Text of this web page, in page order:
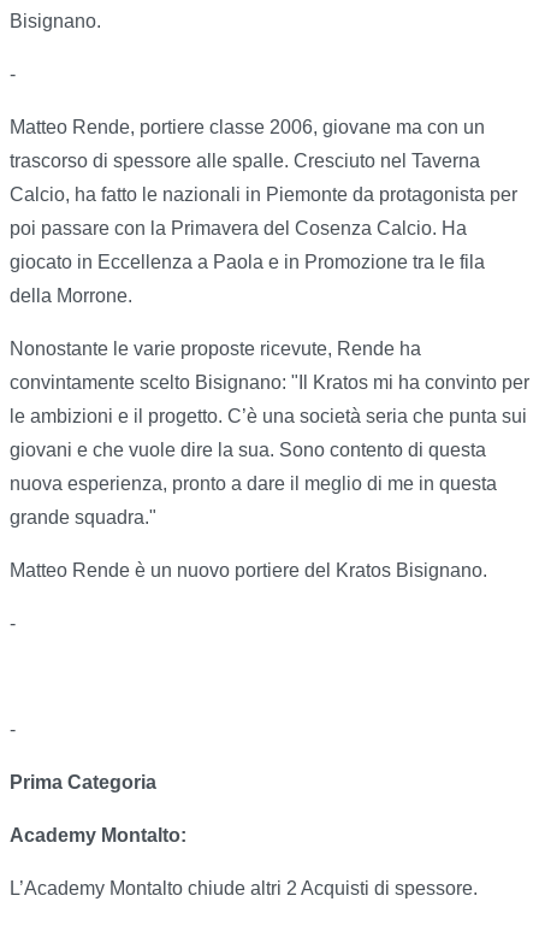
Bisignano.
-
Matteo Rende, portiere classe 2006, giovane ma con un
trascorso di spessore alle spalle. Cresciuto nel Taverna
Calcio, ha fatto le nazionali in Piemonte da protagonista per
poi passare con la Primavera del Cosenza Calcio. Ha
giocato in Eccellenza a Paola e in Promozione tra le fila
della Morrone.
Nonostante le varie proposte ricevute, Rende ha
convintamente scelto Bisignano: "Il Kratos mi ha convinto per
le ambizioni e il progetto. C’è una società seria che punta sui
giovani e che vuole dire la sua. Sono contento di questa
nuova esperienza, pronto a dare il meglio di me in questa
grande squadra."
Matteo Rende è un nuovo portiere del Kratos Bisignano.
-
-
Prima Categoria
Academy Montalto:
L’Academy Montalto chiude altri 2 Acquisti di spessore.